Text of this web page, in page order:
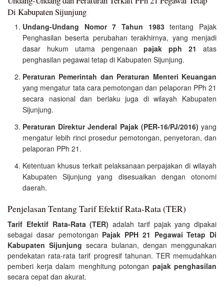
Di Kabupaten Sijunjung
Undang-Undang Nomor 7 Tahun 1983tentang Pajak
Penghasilan beserta perubahan terakhirnya, yang menjadi
dasar hukum utama pengenaanpajak pph 21
atas
penghasilan pegawai tetap di Kabupaten Sijunjung.
Peraturan Pemerintah dan Peraturan Menteri Keuangan
yang mengatur tata cara pemotongan dan pelaporan PPh 21
secara nasional dan berlaku juga di wilayah Kabupaten
Sijunjung.
Peraturan Direktur Jenderal Pajak (PER-16/PJ/2016) yang
mengatur lebih rinci prosedur pemotongan, penyetoran, dan
pelaporan PPh 21.
Ketentuan khusus terkait pelaksanaan perpajakan di wilayah
Kabupaten Sijunjung yang disesuaikan dengan otonomi
daerah.
Penjelasan Tentang Tarif Efektif Rata-Rata (TER)
Tarif Efektif Rata-Rata (TER) adalah tarif pajak yang dipakai
sebagai dasar pemotongan Pajak PPH 21 Pegawai Tetap Di
Kabupaten Sijunjung secara bulanan, dengan menggunakan
pendekatan rata-rata tarif progresif tahunan. TER memudahkan
pemberi kerja dalam menghitung potongan pajak penghasilan
secara cepat dan akurat.